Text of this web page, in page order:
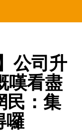
公司升
嘆看盡
民：集
囉